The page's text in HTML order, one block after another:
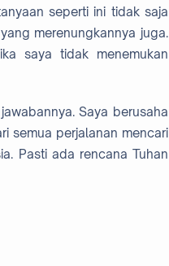
seperti ini tidak saja
merenungkannya juga.
saya tidak menemukan
Saya berusaha
semua perjalanan mencari
Pasti ada rencana Tuhan